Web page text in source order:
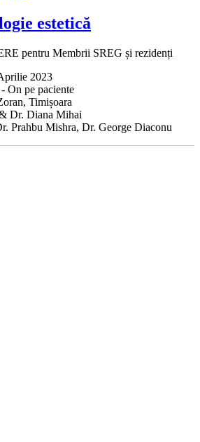
estetică
pentru Membrii SREG și rezidenți
2023
On pe paciente
Timișoara
Dr. Diana Mihai
Prahbu Mishra, Dr. George Diaconu